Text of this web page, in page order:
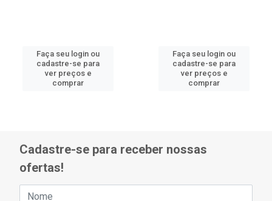
Faça seu login ou
cadastre-se para
ver preços e
comprar
Faça seu login ou
cadastre-se para
ver preços e
comprar
Cadastre-se para receber nossas
ofertas!